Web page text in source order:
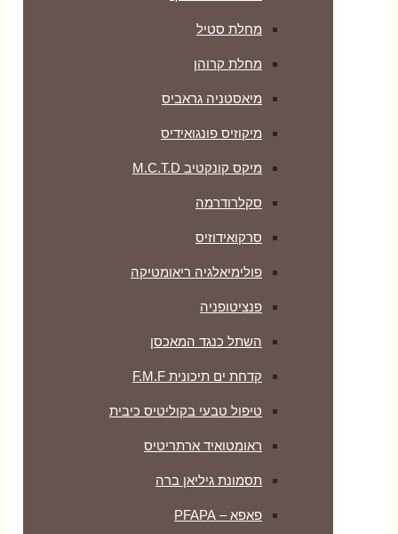
מחלת סטיל
מחלת קרוהן
מיאסטניה גראביס
מיקוזיס פונגואידיס
מיקס קונקטיב M.C.T.D
סקלרודרמה
סרקואידוזיס
פולימיאלגיה ריאומטיקה
‏פנציטופניה
השתל כנגד המאכסן
קדחת ים תיכונית F.M.F
טיפול טבעי בקוליטיס כיבית
ראומטואיד ארתריטיס
תסמונת גיליאן ברה
פאפא – PFAPA